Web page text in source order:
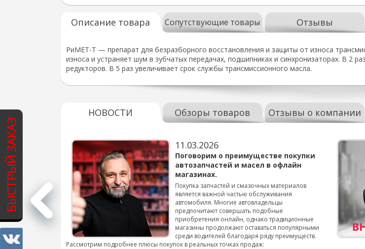
БЫСТРЫЙ ЗАКАЗ
Описание товара Сопутствующие товары Отзывы
РиМЕТ-Т — препарат для безразборного восстановления и защиты от износа
износа и устраняет шум в зубчатых передачах, подшипниках и синхронизаторах. В 2
редукторов. В 5 раз увеличивает срок службы трансмиссионного масла.
НОВОСТИ Обзоры товаров Отзывы о компании
для
смены шин на
подробнее...
11.03.2026
Поговорим о преимуществе покупки
автозапчастей и масел в офлайн
магазинах.
Покупка запчастей и смазочных материалов
является важной частью обслуживания
автомобиля. Многие автовладельцы
предпочитают совершать подобные
приобретения онлайн, однако традиционные
магазины продолжают оставаться популярными
среди водителей благодаря ряду преимуществ.
Рассмотрим подробнее плюсы покупок в реальных точках продаж: